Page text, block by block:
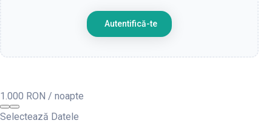
Autentifică-te
1.000 RON / noapte
Selectează Datele